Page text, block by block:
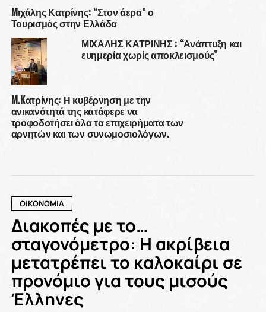
Mιχάλης Κατρίνης: “Στον άερα” ο
Τουρισμός στην Ελλάδα
ΜΙΧΑΛΗΣ ΚΑΤΡΙΝΗΣ : “Ανάπτυξη και
ευημερία χωρίς αποκλεισμούς”
M.Kατρίνης: Η κυβέρνηση με την
ανικανότητά της κατάφερε να
τροφοδοτήσει όλα τα επιχειρήματα των
αρνητών και των συνωμοσιολόγων.
ΟΙΚΟΝΟΜΙΑ
Διακοπές με το…
σταγονόμετρο: Η ακρίβεια
μετατρέπει το καλοκαίρι σε
προνόμιο για τους μισούς
Έλληνες